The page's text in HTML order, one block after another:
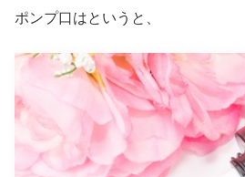
ポンプ口はというと、